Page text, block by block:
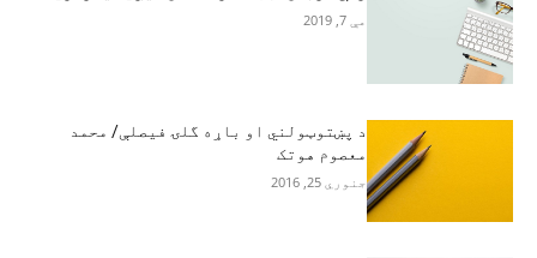
مې 7, 2019
د پښتوټولني او باړه گلۍ فیصلې/ محمد
معصوم هوتک
جنوري 25, 2016